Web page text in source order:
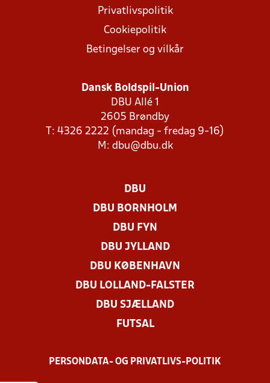
Privatlivspolitik
Cookiepolitik
Betingelser og vilkår
Dansk Boldspil-Union
DBU Allé 1
2605 Brøndby
T: 4326 2222 (mandag - fredag 9-16)
M: dbu@dbu.dk
DBU
DBU BORNHOLM
DBU FYN
DBU JYLLAND
DBU KØBENHAVN
DBU LOLLAND-FALSTER
DBU SJÆLLAND
FUTSAL
PERSONDATA- OG PRIVATLIVS-POLITIK